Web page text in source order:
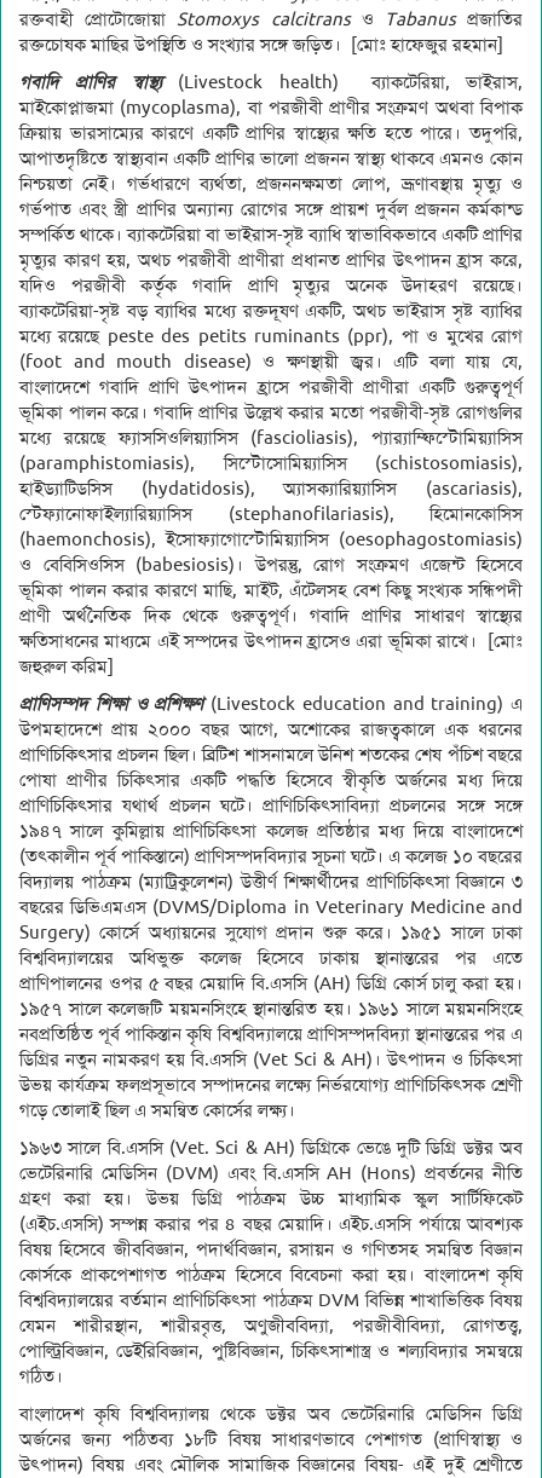
রক্তবাহী প্রোটোজোয়াStomoxys calcitransও Tabanusপ্রজাতির
রক্তচোষক মাছির উপস্থিতি ও সংখ্যার সঙ্গে জড়িত। [মোঃ হাফেজুর রহমান]
গবাদি প্রাণির স্বাস্থ্য(Livestock health) ব্যাকটেরিয়া, ভাইরাস,
মাইকোপ্লাজমা (mycoplasma), বা পরজীবী প্রাণীর সংক্রমণ অথবা বিপাক
ক্রিয়ায় ভারসাম্যের কারণে একটি প্রাণির স্বাস্থ্যের ক্ষতি হতে পারে। তদুপরি,
আপাতদৃষ্টিতে স্বাস্থ্যবান একটি প্রাণির ভালো প্রজনন স্বাস্থ্য থাকবে এমনও কোন
নিশ্চয়তা নেই। গর্ভধারণে ব্যর্থতা, প্রজননক্ষমতা লোপ, ভ্রূণাবস্থায় মৃত্যু ও
গর্ভপাত এবং স্ত্রী প্রাণির অন্যান্য রোগের সঙ্গে প্রায়শ দুর্বল প্রজনন কর্মকান্ড
সম্পর্কিত থাকে। ব্যাকটেরিয়া বা ভাইরাস-সৃষ্ট ব্যাধি স্বাভাবিকভাবে একটি প্রাণির
মৃত্যুর কারণ হয়, অথচ পরজীবী প্রাণীরা প্রধানত প্রাণির উৎপাদন হ্রাস করে,
যদিও পরজীবী কর্তৃক গবাদি প্রাণি মৃত্যুর অনেক উদাহরণ রয়েছে।
ব্যাকটেরিয়া-সৃষ্ট বড় ব্যাধির মধ্যে রক্তদূষণ একটি, অথচ ভাইরাস সৃষ্ট ব্যাধির
মধ্যে রয়েছে peste des petits ruminants (ppr), পা ও মুখের রোগ
(foot and mouth disease) ও ক্ষণস্থায়ী জ্বর। এটি বলা যায় যে,
বাংলাদেশে গবাদি প্রাণি উৎপাদন হ্রাসে পরজীবী প্রাণীরা একটি গুরুত্বপূর্ণ
ভূমিকা পালন করে। গবাদি প্রাণির উল্লেখ করার মতো পরজীবী-সৃষ্ট রোগগুলির
মধ্যে রয়েছে ফ্যাসসিওলিয়্যাসিস (fascioliasis), প্যার‌্যাম্ফিস্টোমিয়্যাসিস
(paramphistomiasis), সিস্টোসোমিয়্যাসিস (schistosomiasis),
হাইড্যাটিডসিস (hydatidosis), অ্যাসক্যারিয়্যাসিস (ascariasis),
স্টেফ্যানোফাইল্যারিয়্যাসিস (stephanofilariasis), হিমোনকোসিস
(haemonchosis), ইসোফ্যাগোস্টোমিয়্যাসিস (oesophagostomiasis)
ও বেবিসিওসিস (babesiosis)। উপরন্তু, রোগ সংক্রমণ এজেন্ট হিসেবে
ভূমিকা পালন করার কারণে মাছি, মাইট, এঁটেলসহ বেশ কিছু সংখ্যক সন্ধিপদী
প্রাণী অর্থনৈতিক দিক থেকে গুরুত্বপূর্ণ। গবাদি প্রাণির সাধারণ স্বাস্থ্যের
ক্ষতিসাধনের মাধ্যমে এই সম্পদের উৎপাদন হ্রাসেও এরা ভূমিকা রাখে। [মোঃ
জহুরুল করিম]
প্রাণিসম্পদ শিক্ষা ও প্রশিক্ষণ(Livestock education and training) এ
উপমহাদেশে প্রায় ২০০০ বছর আগে, অশোকের রাজত্বকালে এক ধরনের
প্রাণিচিকিৎসার প্রচলন ছিল। ব্রিটিশ শাসনামলে উনিশ শতকের শেষ পঁচিশ বছরে
পোষা প্রাণীর চিকিৎসার একটি পদ্ধতি হিসেবে স্বীকৃতি অর্জনের মধ্য দিয়ে
প্রাণিচিকিৎসার যথার্থ প্রচলন ঘটে। প্রাণিচিকিৎসাবিদ্যা প্রচলনের সঙ্গে সঙ্গে
১৯৪৭ সালে কুমিল্লায় প্রাণিচিকিৎসা কলেজ প্রতিষ্ঠার মধ্য দিয়ে বাংলাদেশে
(তৎকালীন পূর্ব পাকিস্তানে) প্রাণিসম্পদবিদ্যার সূচনা ঘটে। এ কলেজ ১০ বছরের
বিদ্যালয় পাঠক্রম (ম্যাট্রিকুলেশন) উত্তীর্ণ শিক্ষার্থীদের প্রাণিচিকিৎসা বিজ্ঞানে ৩
বছরের ডিভিএমএস (DVMS/Diploma in Veterinary Medicine and
Surgery) কোর্সে অধ্যায়নের সুযোগ প্রদান শুরু করে। ১৯৫১ সালে ঢাকা
বিশ্ববিদ্যালয়ের অধিভুক্ত কলেজ হিসেবে ঢাকায় স্থানান্তরের পর এতে
প্রাণিপালনের ওপর ৫ বছর মেয়াদি বি.এসসি (AH) ডিগ্রি কোর্স চালু করা হয়।
১৯৫৭ সালে কলেজটি ময়মনসিংহে স্থানান্তরিত হয়। ১৯৬১ সালে ময়মনসিংহে
নবপ্রতিষ্ঠিত পূর্ব পাকিস্তান কৃষি বিশ্ববিদ্যালয়ে প্রাণিসম্পদবিদ্যা স্থানান্তরের পর এ
ডিগ্রির নতুন নামকরণ হয় বি.এসসি (Vet Sci & AH)। উৎপাদন ও চিকিৎসা
উভয় কার্যক্রম ফলপ্রসূভাবে সম্পাদনের লক্ষ্যে নির্ভরযোগ্য প্রাণিচিকিৎসক শ্রেণী
গড়ে তোলাই ছিল এ সমন্বিত কোর্সের লক্ষ্য।
১৯৬৩ সালে বি.এসসি (Vet. Sci & AH) ডিগ্রিকে ভেঙে দুটি ডিগ্রি ডক্টর অব
ভেটেরিনারি মেডিসিন (DVM) এবং বি.এসসি AH (Hons) প্রবর্তনের নীতি
গ্রহণ করা হয়। উভয় ডিগ্রি পাঠক্রম উচ্চ মাধ্যামিক স্কুল সার্টিফিকেট
(এইচ.এসসি) সম্পন্ন করার পর ৪ বছর মেয়াদি। এইচ.এসসি পর্যায়ে আবশ্যক
বিষয় হিসেবে জীববিজ্ঞান, পদার্থবিজ্ঞান, রসায়ন ও গণিতসহ সমন্বিত বিজ্ঞান
কোর্সকে প্রাকপেশাগত পাঠক্রম হিসেবে বিবেচনা করা হয়। বাংলাদেশ কৃষি
বিশ্ববিদ্যালয়ের বর্তমান প্রাণিচিকিৎসা পাঠক্রম DVM বিভিন্ন শাখাভিত্তিক বিষয়
যেমন শারীরস্থান, শারীরবৃত্ত, অণুজীববিদ্যা, পরজীবীবিদ্যা, রোগতত্ত্ব,
পোল্ট্রিবিজ্ঞান, ডেইরিবিজ্ঞান, পুষ্টিবিজ্ঞান, চিকিৎসাশাস্ত্র ও শল্যবিদ্যার সমন্বয়ে
গঠিত।
বাংলাদেশ কৃষি বিশ্ববিদ্যালয় থেকে ডক্টর অব ভেটেরিনারি মেডিসিন ডিগ্রি
অর্জনের জন্য পঠিতব্য ১৮টি বিষয় সাধারণভাবে পেশাগত (প্রাণিস্বাস্থ্য ও
উৎপাদন) বিষয় এবং মৌলিক সামাজিক বিজ্ঞানের বিষয়- এই দুই শ্রেণীতে